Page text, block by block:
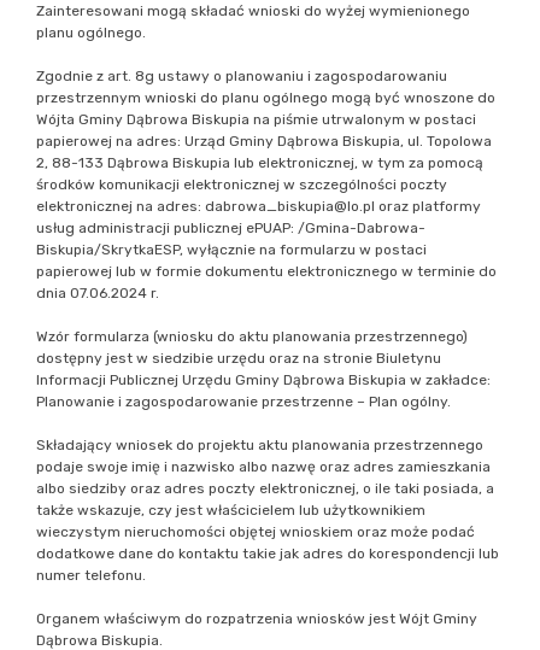
Zainteresowani mogą składać wnioski do wyżej wymienionego
planu ogólnego.
Zgodnie z art. 8g ustawy o planowaniu i zagospodarowaniu
przestrzennym wnioski do planu ogólnego mogą być wnoszone do
Wójta Gminy Dąbrowa Biskupia na piśmie utrwalonym w postaci
papierowej na adres: Urząd Gminy Dąbrowa Biskupia, ul. Topolowa
2, 88-133 Dąbrowa Biskupia lub elektronicznej, w tym za pomocą
środków komunikacji elektronicznej w szczególności poczty
elektronicznej na adres: dabrowa_biskupia@lo.pl oraz platformy
usług administracji publicznej ePUAP: /Gmina-Dabrowa-
Biskupia/SkrytkaESP, wyłącznie na formularzu w postaci
papierowej lub w formie dokumentu elektronicznego w terminie do
dnia 07.06.2024 r.
Wzór formularza (wniosku do aktu planowania przestrzennego)
dostępny jest w siedzibie urzędu oraz na stronie Biuletynu
Informacji Publicznej Urzędu Gminy Dąbrowa Biskupia w zakładce:
Planowanie i zagospodarowanie przestrzenne – Plan ogólny.
Składający wniosek do projektu aktu planowania przestrzennego
podaje swoje imię i nazwisko albo nazwę oraz adres zamieszkania
albo siedziby oraz adres poczty elektronicznej, o ile taki posiada, a
także wskazuje, czy jest właścicielem lub użytkownikiem
wieczystym nieruchomości objętej wnioskiem oraz może podać
dodatkowe dane do kontaktu takie jak adres do korespondencji lub
numer telefonu.
Organem właściwym do rozpatrzenia wniosków jest Wójt Gminy
Dąbrowa Biskupia.